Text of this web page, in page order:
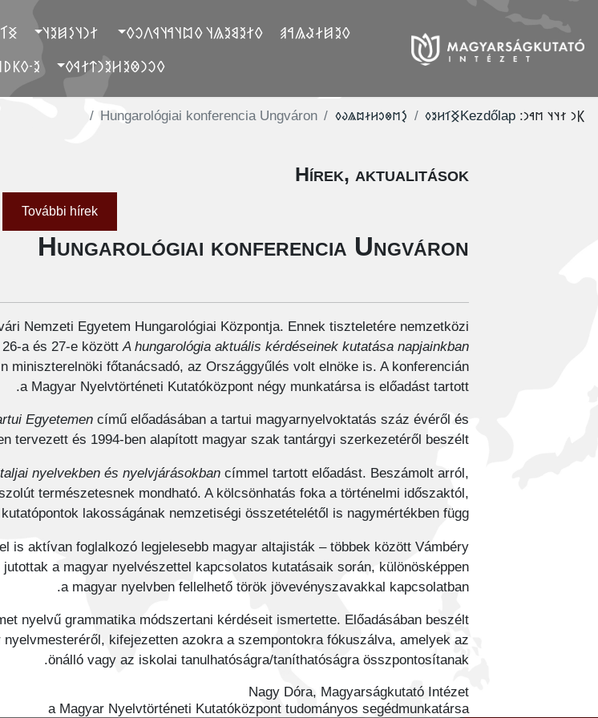
𐲓𐲉𐲯𐲇𐲟𐲖𐲀𐲠
‮ 𐲓𐲐𐲉𐲘𐲉𐲖𐲦 𐲓𐲪𐲦𐲀𐲦𐲁𐲤𐲛𐲓
‮ 𐲐𐲙𐲦𐲋𐲯𐲉𐲦
‮𐲓𐲛𐲙𐲌𐲉𐲢𐲉𐲙𐲄𐲐𐲁𐲓
𐲞𐳙 𐳐𐳦𐳦 𐳮𐳀𐳙:
Kezdőlap
‮𐲏𐳑𐳢𐳉𐳓
‮𐲋𐳮𐳌𐳛𐳢𐳇𐳪𐳖𐳜𐳓
Hungarológiai konferencia Ungváron
Hírek, aktualitások
További hírek
Hungarológiai konferencia Ungváron
Nemzeti Egyetem Hungarológiai Központja. Ennek tiszteletére nemzetközi
a és 27-e között A hungarológia aktuális kérdéseinek kutatása napjainkban
miniszterelnöki főtanácsadó, az Országgyűlés volt elnöke is. A konferencián
a Magyar Nyelvtörténeti Kutatóközpont négy munkatársa is előadást tartott.
Egyetemen című előadásában a tartui magyarnyelvoktatás száz évéről és
tervezett és 1994-ben alapított magyar szak tantárgyi szerkezetéről beszélt.
nyelvekben és nyelvjárásokbancímmel tartott előadást. Beszámolt arról,
természetesnek mondható. A kölcsönhatás foka a történelmi időszaktól,
lakosságának nemzetiségi összetételétől is nagymértékben függ.
is aktívan foglalkozó legjelesebb magyar altajisták – többek között Vámbéry
a magyar nyelvészettel kapcsolatos kutatásaik során, különösképpen
a magyar nyelvben fellelhető török jövevényszavakkal kapcsolatban.
nyelvű grammatika módszertani kérdéseit ismertette. Előadásában beszélt
kifejezetten azokra a szempontokra fókuszálva, amelyek az
önálló vagy az iskolai tanulhatóságra/taníthatóságra összpontosítanak.
Nagy Dóra, Magyarságkutató Intézet
a Magyar Nyelvtörténeti Kutatóközpont tudományos segédmunkatársa